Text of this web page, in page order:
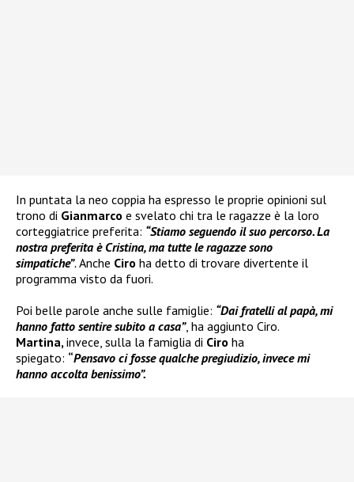
In puntata la neo coppia ha espresso le proprie opinioni sul
trono di Gianmarco e svelato chi tra le ragazze è la loro
corteggiatrice preferita: “Stiamo seguendo il suo percorso. La
nostra preferita è Cristina, ma tutte le ragazze sono
simpatiche”.Anche Ciro ha detto di trovare divertente il
programma visto da fuori.
Poi belle parole anche sulle famiglie: “Dai fratelli al papà, mi
hanno fatto sentire subito a casa”, ha aggiunto Ciro.
Martina,invece, sulla la famiglia di Ciro ha
spiegato: “Pensavo ci fosse qualche pregiudizio, invece mi
hanno accolta benissimo”.